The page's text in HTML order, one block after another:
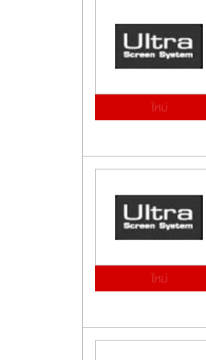
ใหม่
ใหม่